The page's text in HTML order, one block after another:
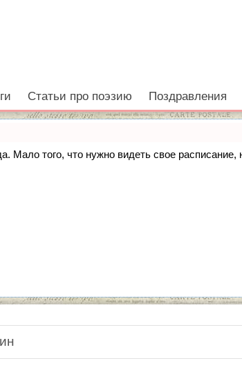
Статьи про поэзию Поздравления
Мало того, что нужно видеть свое